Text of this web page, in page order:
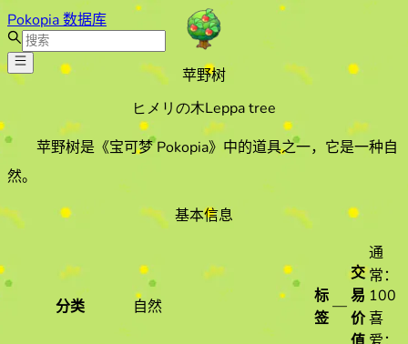
Pokopia 数据库
苹野树
ヒメリの木Leppa tree
苹野树是《宝可梦 Pokopia》中的道具之一，它是一种自
然。
基本信息
分类 自然
标
签
—
交
易
价
通
常：
100
喜